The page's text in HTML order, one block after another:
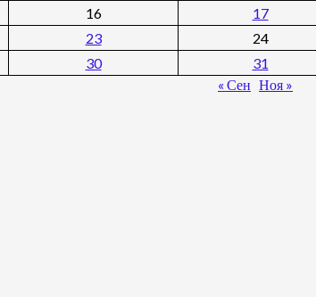
16 17
23 24
30
31
« Сен Ноя »